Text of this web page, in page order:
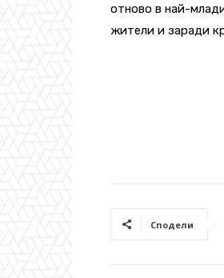
отново в най-
жители и заради
Сподели